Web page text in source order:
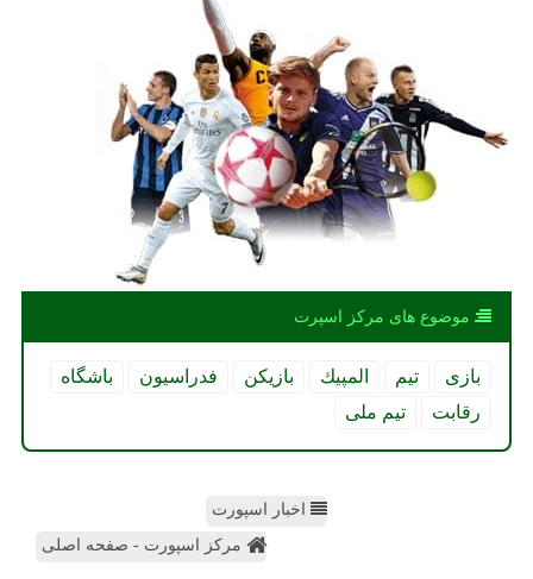
موضوع های مركز اسپرت
بازی تیم المپیك بازیكن فدراسیون
باشگاه
رقابت
تیم ملی
اخبار اسپورت
مرکز اسپورت - صفحه اصلی